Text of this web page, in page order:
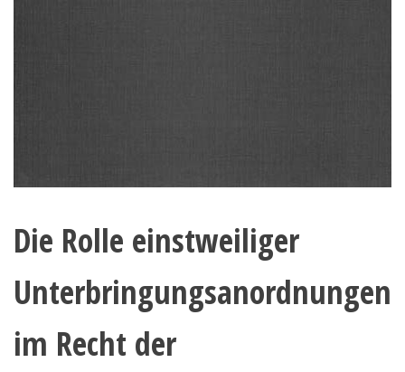
Die Rolle einstweiliger
Unterbringungsanordnungen
im Recht der